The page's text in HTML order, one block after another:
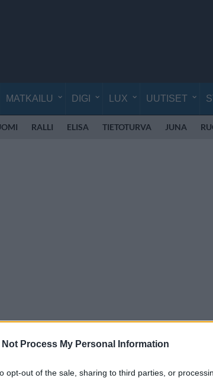
Not Process My Personal Information
opt-out of the sale, sharing to third parties, or
MATKAILU DIGI LUX UUTISET
RALLI ELISA TIETOTURVA JUNA